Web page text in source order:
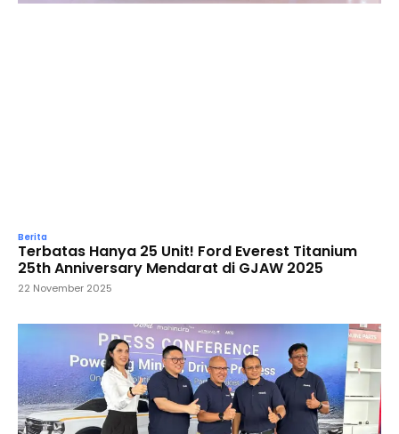
Berita
Terbatas Hanya 25 Unit! Ford Everest Titanium
25th Anniversary Mendarat di GJAW 2025
22 November 2025